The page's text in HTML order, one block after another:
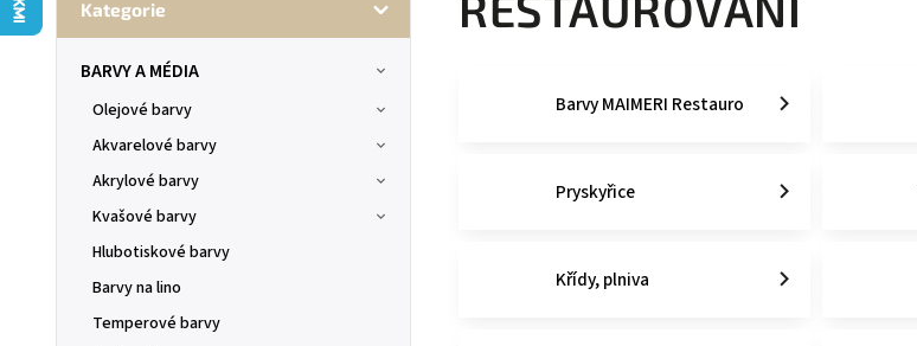
Kategorie
BARVY A MÉDIA
Olejové barvy
Akvarelové barvy
Akrylové barvy
Kvašové barvy
Hlubotiskové barvy
Barvy na lino
Temperové barvy
Barvy MAIMERI Restauro
Pryskyřice
Křídy, plniva